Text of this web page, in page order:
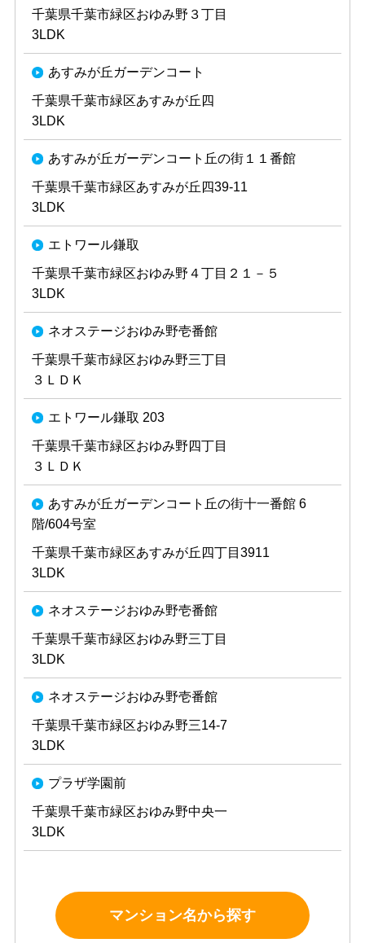
千葉県千葉市緑区おゆみ野３丁目
3LDK
あすみが丘ガーデンコート
千葉県千葉市緑区あすみが丘四
3LDK
あすみが丘ガーデンコート丘の街１１番館
千葉県千葉市緑区あすみが丘四39-11
3LDK
エトワール鎌取
千葉県千葉市緑区おゆみ野４丁目２１－５
3LDK
ネオステージおゆみ野壱番館
千葉県千葉市緑区おゆみ野三丁目
３ＬＤＫ
エトワール鎌取 203
千葉県千葉市緑区おゆみ野四丁目
３ＬＤＫ
あすみが丘ガーデンコート丘の街十一番館 6
階/604号室
千葉県千葉市緑区あすみが丘四丁目3911
3LDK
ネオステージおゆみ野壱番館
千葉県千葉市緑区おゆみ野三丁目
3LDK
ネオステージおゆみ野壱番館
千葉県千葉市緑区おゆみ野三14-7
3LDK
プラザ学園前
千葉県千葉市緑区おゆみ野中央一
3LDK
マンション名から探す